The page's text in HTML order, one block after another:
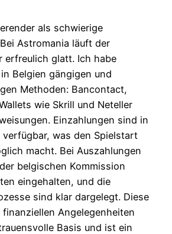
als schwierige
Astromania läuft der
erfreulich glatt. Ich habe
Belgien gängigen und
Methoden: Bancontact,
wie Skrill und Neteller
Einzahlungen sind in
was den Spielstart
macht. Bei Auszahlungen
belgischen Kommission
eingehalten, und die
sind klar dargelegt. Diese
Angelegenheiten
Basis und ist ein